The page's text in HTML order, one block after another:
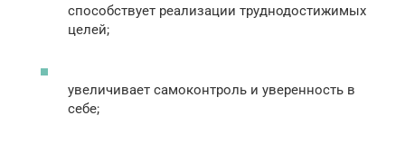
способствует реализации труднодостижимых
целей;
увеличивает самоконтроль и уверенность в
себе;